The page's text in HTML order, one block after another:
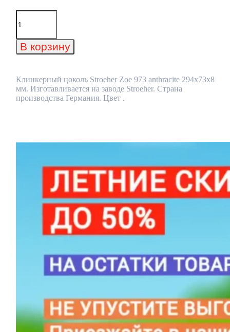
Количество
товара
цоколь
Stroeher
anthracite
294х73х8
мм
В корзину
Клинкерный цоколь Stroeher Zoe 973 anthracite 294х73х8
мм. Изготавливается на заводе Stroeher. Страна
производства Германия. Цвет .